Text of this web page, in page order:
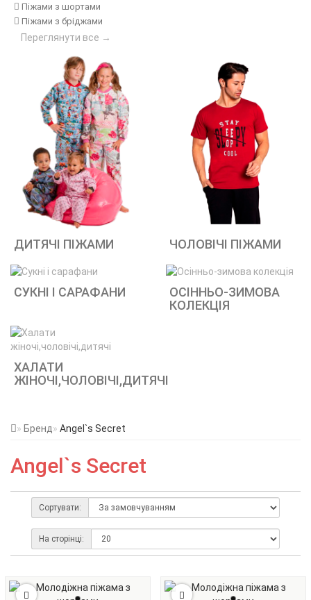
Піжами з шортами
Піжами з бріджами
Переглянути все →
ДИТЯЧІ ПІЖАМИ ЧОЛОВІЧІ ПІЖАМИ
СУКНІ І САРАФАНИ
ОСІННЬО-ЗИМОВА
КОЛЕКЦІЯ
ХАЛАТИ
ЖІНОЧІ,ЧОЛОВІЧІ,ДИТЯЧІ
Бренд Angel`s Secret
Angel`s Secret
Сортувати:
На сторінці: